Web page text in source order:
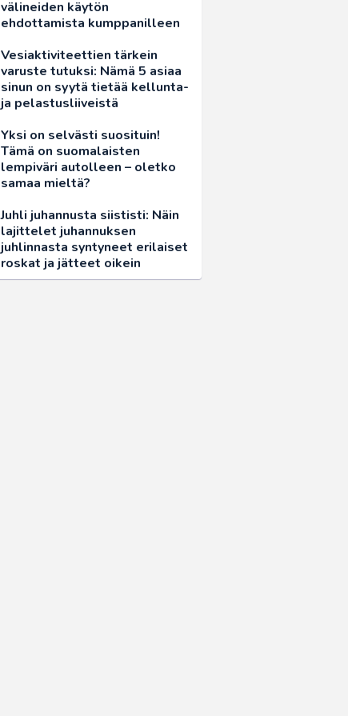
välineiden käytön
ehdottamista kumppanilleen
Vesiaktiviteettien tärkein
varuste tutuksi: Nämä 5 asiaa
sinun on syytä tietää kellunta-
ja pelastusliiveistä
Yksi on selvästi suosituin!
Tämä on suomalaisten
lempiväri autolleen – oletko
samaa mieltä?
Juhli juhannusta siististi: Näin
lajittelet juhannuksen
juhlinnasta syntyneet erilaiset
roskat ja jätteet oikein